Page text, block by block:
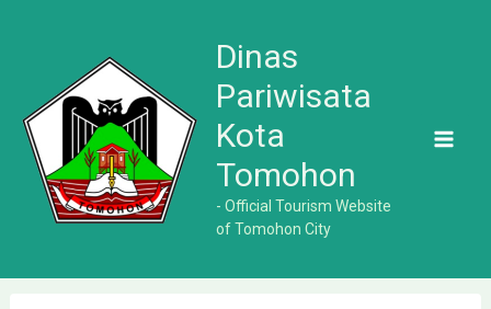
Dinas
Pariwisata
Kota
Tomohon
- Official Tourism Website
of Tomohon City